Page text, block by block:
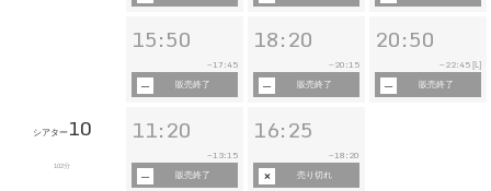
15:50
~17:45
販売終了
18:20
~ 20:15
販売終了
20:50
~ 22:45 [L]
販売終了
シアター10
102分
11:20
~13:15
販売終了
16:25
~18:20
売り切れ